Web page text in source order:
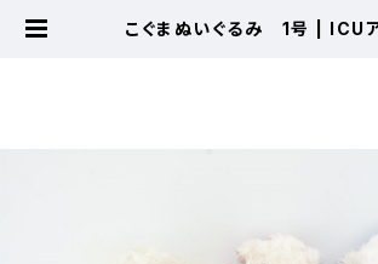
こぐまぬいぐるみ 1号 | ICU